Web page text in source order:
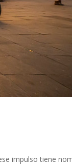
impulso tiene